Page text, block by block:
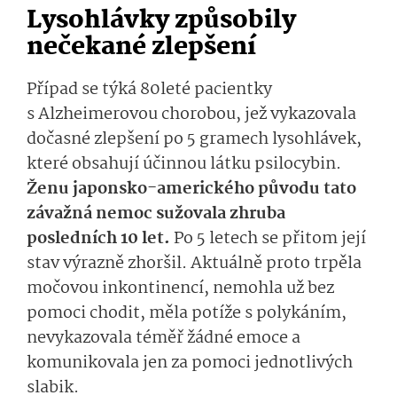
Lysohlávky způsobily
nečekané zlepšení
Případ se týká 80leté pacientky
s Alzheimerovou chorobou, jež vykazovala
dočasné zlepšení po 5 gramech lysohlávek,
které obsahují účinnou látku psilocybin.
Ženu japonsko-amerického původu tato
závažná nemoc sužovala zhruba
posledních 10 let. Po 5 letech se přitom její
stav výrazně zhoršil. Aktuálně proto trpěla
močovou inkontinencí, nemohla už bez
pomoci chodit, měla potíže s polykáním,
nevykazovala téměř žádné emoce a
komunikovala jen za pomoci jednotlivých
slabik.